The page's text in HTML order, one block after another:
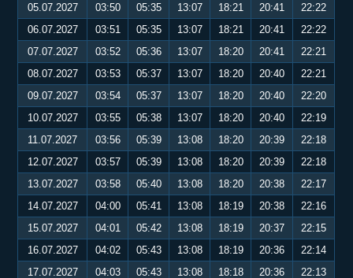
05.07.2027
03:50 05:35 13:07 18:21 20:41
22:22
06.07.2027
03:51 05:35 13:07 18:21 20:41
22:22
07.07.2027
03:52 05:36 13:07 18:20 20:41
22:21
08.07.2027
03:53 05:37 13:07 18:20 20:40
22:21
09.07.2027
03:54 05:37 13:07 18:20 20:40
22:20
10.07.2027
03:55 05:38 13:07 18:20 20:40
22:19
11.07.2027
03:56 05:39 13:08 18:20 20:39
22:18
12.07.2027
03:57 05:39 13:08 18:20 20:39
22:18
13.07.2027
03:58 05:40 13:08 18:20 20:38
22:17
14.07.2027
04:00 05:41 13:08 18:19 20:38
22:16
15.07.2027
04:01 05:42 13:08 18:19 20:37
22:15
16.07.2027
04:02 05:43 13:08 18:19 20:36
22:14
17.07.2027
04:03 05:43 13:08 18:18 20:36
22:13